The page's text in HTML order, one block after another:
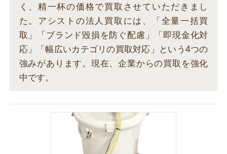
く、精一杯の価格で買取させていただきまし
た。アシストの法人買取には、「全量一括買
取」「ブランド毀損を防ぐ配慮」「即現金化対
応」「幅広いカテゴリの買取対応」という4つの
強みがあります。現在、企業からの買取を強化
中です。